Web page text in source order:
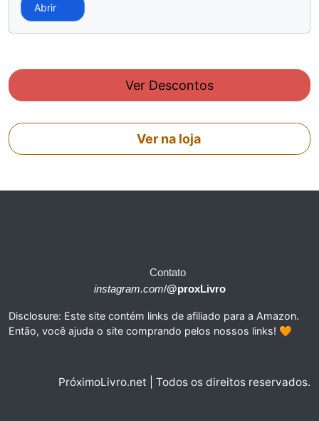
Abrir
Ver Descontos
Ver na loja
Contato
instagram.com/@proxLivro
Disclosure: Este site contém links de afiliado para a Amazon.
Então, você ajuda o site comprando pelos nossos links! 🧡
PróximoLivro.net | Todos os direitos reservados.